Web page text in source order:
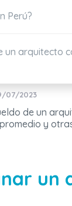
Perú?
un arquitecto
07/2023
de un
y
un